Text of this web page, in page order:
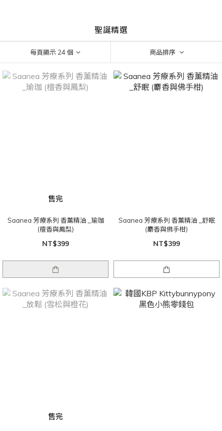
聖誕精選
每頁顯示 24 個 商品排序
售完
Saanea 芳療系列 香薰精油 _瑜珈
(檀香與鳳梨)
NT$399
Saanea 芳療系列 香薰精油 _舒眠
(麝香與佛手柑)
NT$399
售完